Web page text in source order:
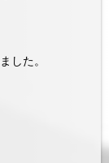
した。